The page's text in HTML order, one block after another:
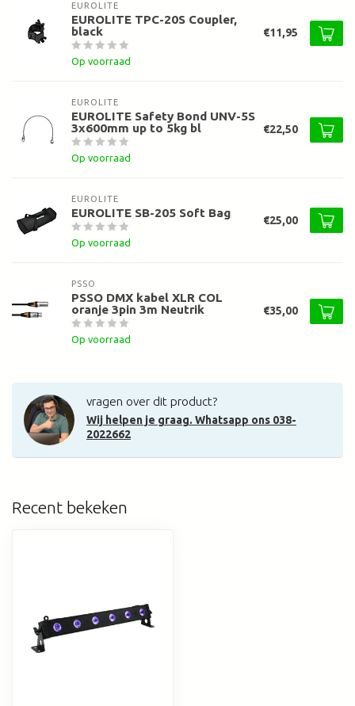
EUROLITE
EUROLITE TPC-20S Coupler,
black
Op voorraad
€11,95
EUROLITE
EUROLITE Safety Bond UNV-5S
3x600mm up to 5kg bl
Op voorraad
€22,50
EUROLITE
EUROLITE SB-205 Soft Bag
Op voorraad
€25,00
PSSO
PSSO DMX kabel XLR COL
oranje 3pin 3m Neutrik
Op voorraad
€35,00
vragen over dit product?
Wij helpen je graag. Whatsapp ons 038-
2022662
Recent bekeken